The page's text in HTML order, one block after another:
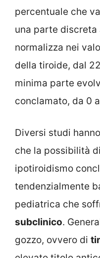
percentuale che
una parte
normalizza nei
della tiroide, dal
minima parte
conclamato, da 0
Diversi studi
che la possibilità
ipotiroidismo
tendenzialmente
pediatrica che
subclinico.
gozzo, ovvero di